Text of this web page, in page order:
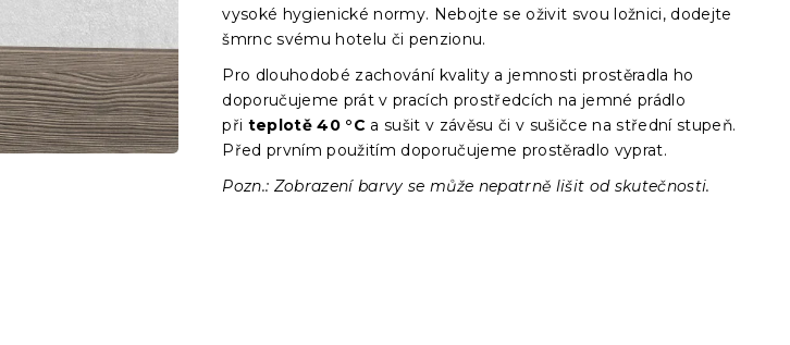
vysoké hygienické normy. Nebojte se oživit svou ložnici, dodejte
šmrnc svému hotelu či penzionu.
Pro dlouhodobé zachování kvality a jemnosti prostěradla ho
doporučujeme prát v pracích prostředcích na jemné prádlo
při teplotě 40 °C a sušit v závěsu či v sušičce na střední stupeň.
Před prvním použitím doporučujeme prostěradlo vyprat.
Pozn.: Zobrazení barvy se může nepatrně lišit od skutečnosti.